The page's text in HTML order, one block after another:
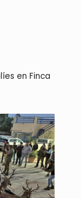
en Finca